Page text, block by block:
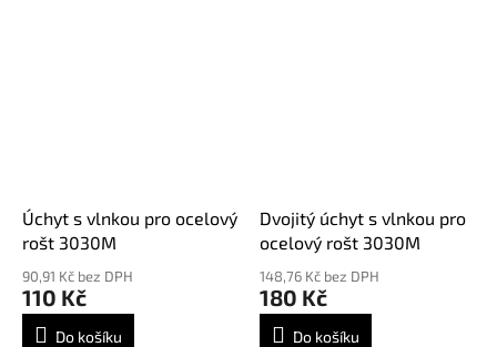
Úchyt s vlnkou pro ocelový
rošt 3030M
90,91 Kč bez DPH
110 Kč
Do košíku
Dvojitý úchyt s vlnkou pro
ocelový rošt 3030M
148,76 Kč bez DPH
180 Kč
Do košíku